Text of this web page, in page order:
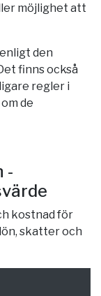
möjlighet att
den
finns också
regler i
de
-
kostnad för
skatter och